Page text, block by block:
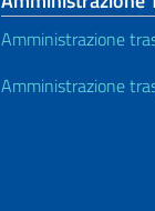
Amministrazione
Amministrazione